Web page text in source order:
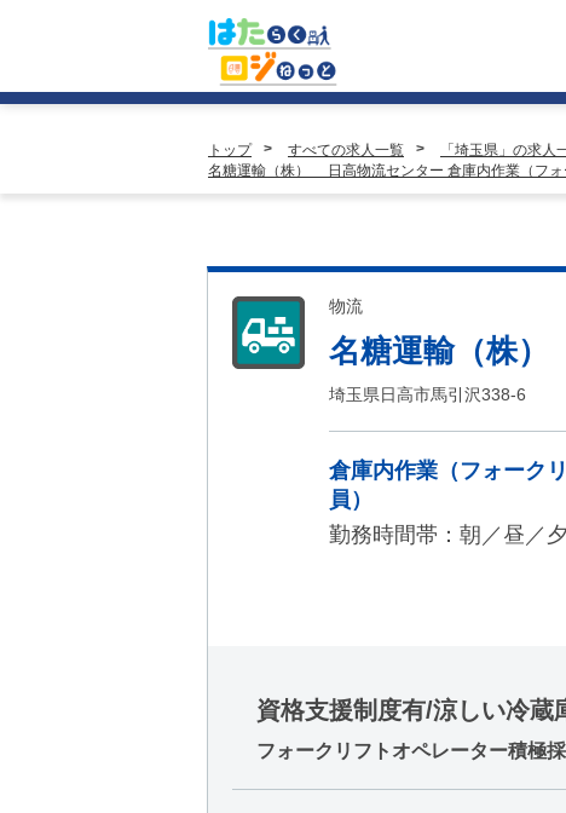
トップ すべての求人一覧
「埼玉県」の求人
名糖運輸（株） 日高物流センター 倉庫内作業（フォ
物流
名糖運輸（株
埼玉県日高市馬引沢338-6
倉庫内作業（フォーク
員）
勤務時間帯：朝／昼／
資格支援制度有/涼しい冷蔵
フォークリフトオペレーター積極採